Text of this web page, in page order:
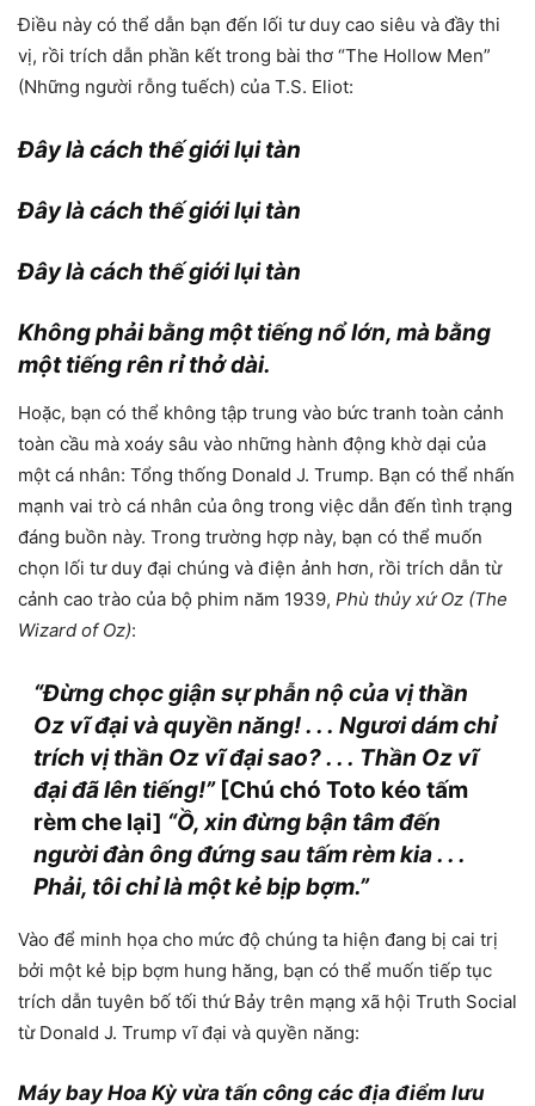
Điều này có thể dẫn bạn đến lối tư duy cao siêu và đầy thi
vị, rồi trích dẫn phần kết trong bài thơ “The Hollow Men”
(Những người rỗng tuếch) của T.S. Eliot:
Đây là cách thế giới lụi tàn
Đây là cách thế giới lụi tàn
Đây là cách thế giới lụi tàn
Không phải bằng một tiếng nổ lớn, mà bằng
một tiếng rên rỉ thở dài.
Hoặc, bạn có thể không tập trung vào bức tranh toàn cảnh
toàn cầu mà xoáy sâu vào những hành động khờ dại của
một cá nhân: Tổng thống Donald J. Trump. Bạn có thể nhấn
mạnh vai trò cá nhân của ông trong việc dẫn đến tình trạng
đáng buồn này. Trong trường hợp này, bạn có thể muốn
chọn lối tư duy đại chúng và điện ảnh hơn, rồi trích dẫn từ
cảnh cao trào của bộ phim năm 1939, Phù thủy xứ Oz (The
Wizard of Oz):
“Đừng chọc giận sự phẫn nộ của vị thần
Oz vĩ đại và quyền năng! . . . Ngươi dám chỉ
trích vị thần Oz vĩ đại sao? . . . Thần Oz vĩ
đại đã lên tiếng!”[Chú chó Toto kéo tấm
rèm che lại] “Ồ, xin đừng bận tâm đến
người đàn ông đứng sau tấm rèm kia . . .
Phải, tôi chỉ là một kẻ bịp bợm.”
Vào để minh họa cho mức độ chúng ta hiện đang bị cai trị
bởi một kẻ bịp bợm hung hăng, bạn có thể muốn tiếp tục
trích dẫn tuyên bố tối thứ Bảy trên mạng xã hội Truth Social
từ Donald J. Trump vĩ đại và quyền năng:
Máy bay Hoa Kỳ vừa tấn công các địa điểm lưu